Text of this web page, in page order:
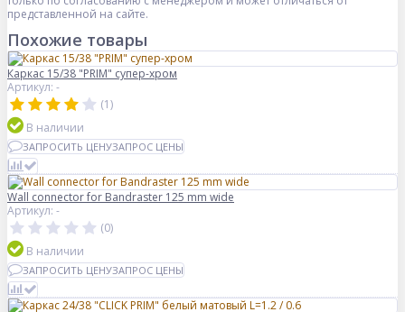
представленной на сайте.
Похожие товары
Каркас 15/38 "PRIM" супер-хром
Артикул: -
(1)
В наличии
ЗАПРОСИТЬ ЦЕНУЗАПРОС ЦЕНЫ
Wall connector for Bandraster 125 mm wide
Артикул: -
(0)
В наличии
ЗАПРОСИТЬ ЦЕНУЗАПРОС ЦЕНЫ